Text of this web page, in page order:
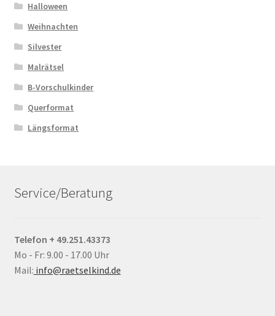
Halloween
Weihnachten
Silvester
Malrätsel
B-Vorschulkinder
Querformat
Längsformat
Service/Beratung
Telefon + 49.251.43373
Mo - Fr: 9.00 - 17.00 Uhr
Mail: info@raetselkind.de